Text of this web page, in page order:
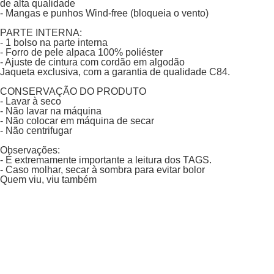
de alta qualidade
- Mangas e punhos Wind-free (bloqueia o vento)
PARTE INTERNA:
- 1 bolso na parte interna
- Forro de pele alpaca 100% poliéster
- Ajuste de cintura com cordão em algodão
Jaqueta exclusiva, com a garantia de qualidade C84.
CONSERVAÇÃO DO PRODUTO
- Lavar à seco
- Não lavar na máquina
- Não colocar em máquina de secar
- Não centrifugar
Observações:
- É extremamente importante a leitura dos TAGS.
- Caso molhar, secar à sombra para evitar bolor
Quem viu, viu também